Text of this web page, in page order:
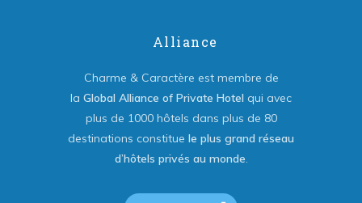
Alliance
Charme & Caractère est membre de
la Global Alliance of Private Hotel qui avec
plus de 1000 hôtels dans plus de 80
destinations constitue le plus grand réseau
d’hôtels privés au monde.